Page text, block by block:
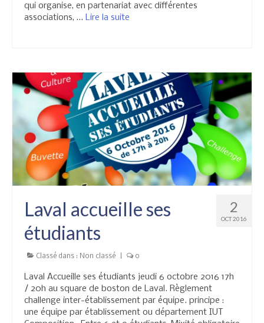
qui organise, en partenariat avec différentes
associations, … Lire la suite­­
2
OCT 2016
Laval accueille ses
étudiants
Classé dans : Non classé 0
Laval Accueille ses étudiants jeudi 6 octobre 2016 17h
/ 20h au square de boston de Laval. Règlement
challenge inter-établissement par équipe. principe :
une équipe par établissement ou département IUT